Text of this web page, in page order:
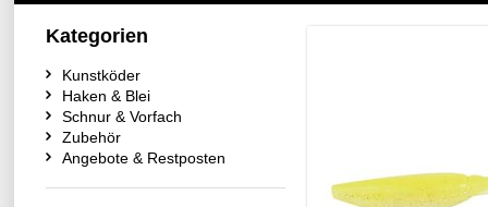
Kategorien
Kunstköder
Haken & Blei
Schnur & Vorfach
Zubehör
Angebote & Restposten